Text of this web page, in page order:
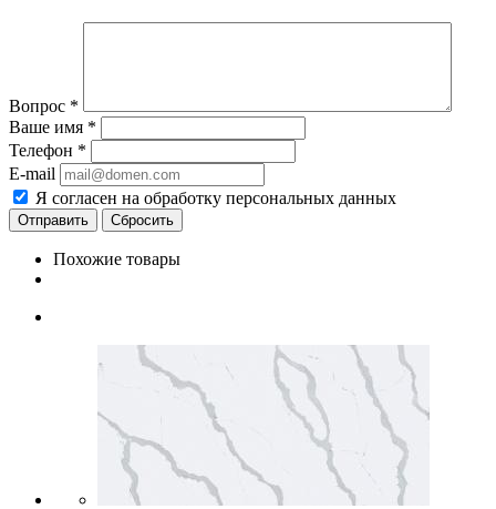
Вопрос *
Ваше имя *
Телефон *
E-mail
Я согласен на обработку персональных данных
Сбросить
Похожие товары